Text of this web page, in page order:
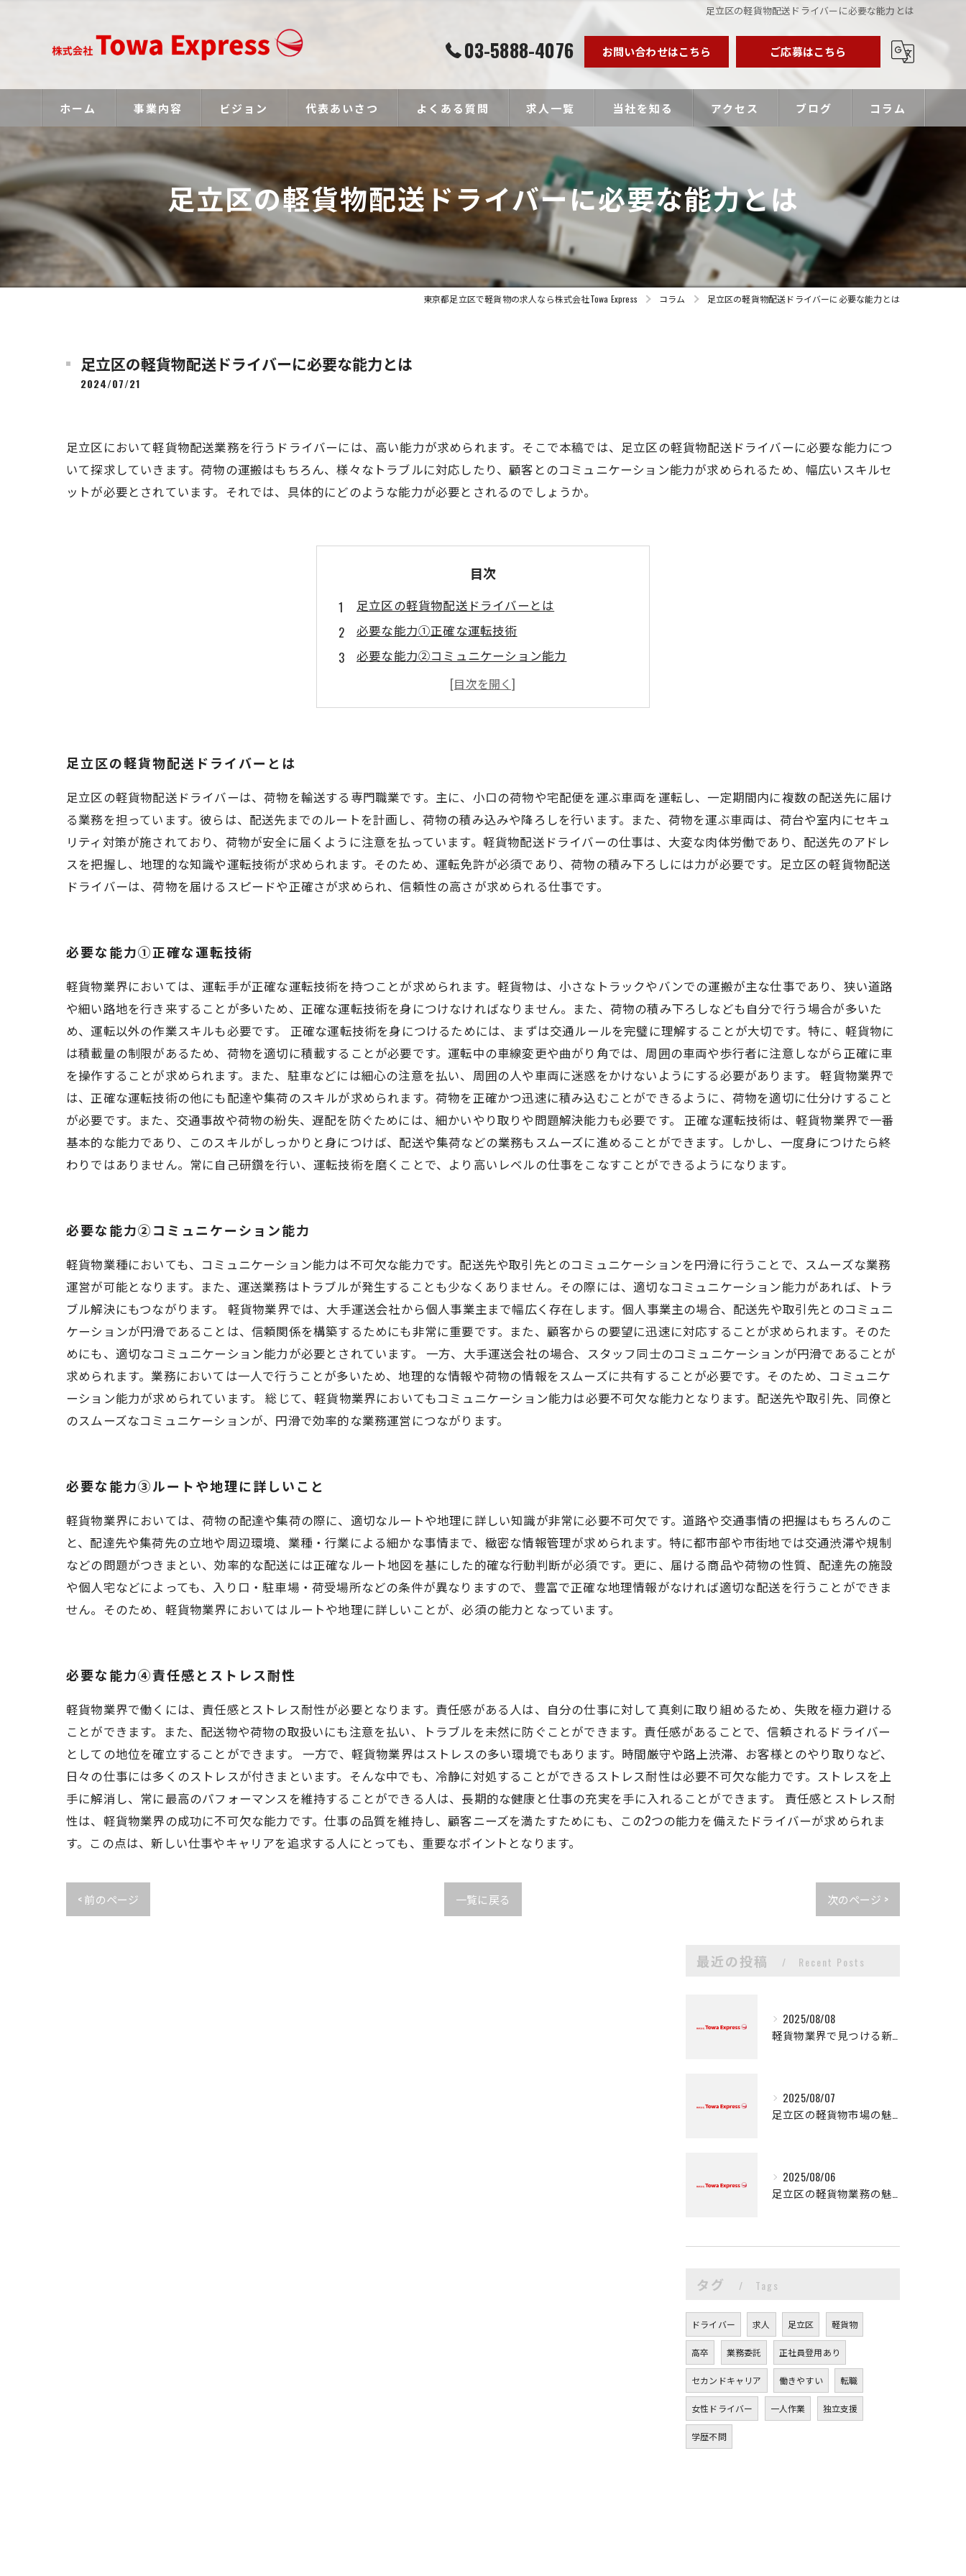
足立区の軽貨物配送ドライバーに必要な能力とは
03-5888-4076 お問い合わせはこちら ご応募はこちら
ホーム 事業内容 ビジョン 代表あいさつ よくある質問 求人一覧 当社を知る
個人事業主
ドライバー
未経験
経験者優遇
高収入
アクセス ブログ コラム
足立区の軽貨物配送ドライバーに必要な能力とは
東京都足立区で軽貨物の求人なら株式会社Towa Express コラム 足立区の軽貨物配送ドライバーに必要な能力とは
足立区の軽貨物配送ドライバーに必要な能力とは
2024/07/21
足立区において軽貨物配送業務を行うドライバーには、高い能力が求められます。そこで本稿では、足立区の軽貨物配送ドライバーに必要な能力につ
いて探求していきます。荷物の運搬はもちろん、様々なトラブルに対応したり、顧客とのコミュニケーション能力が求められるため、幅広いスキルセ
ットが必要とされています。それでは、具体的にどのような能力が必要とされるのでしょうか。
目次
足立区の軽貨物配送ドライバーとは
必要な能力①正確な運転技術
必要な能力②コミュニケーション能力
必要な能力③ルートや地理に詳しいこと
必要な能力④責任感とストレス耐性
足立区の軽貨物配送ドライバーとは
足立区の軽貨物配送ドライバーは、荷物を輸送する専門職業です。主に、小口の荷物や宅配便を運ぶ車両を運転し、一定期間内に複数の配送先に届け
る業務を担っています。彼らは、配送先までのルートを計画し、荷物の積み込みや降ろしを行います。また、荷物を運ぶ車両は、荷台や室内にセキュ
リティ対策が施されており、荷物が安全に届くように注意を払っています。軽貨物配送ドライバーの仕事は、大変な肉体労働であり、配送先のアドレ
スを把握し、地理的な知識や運転技術が求められます。そのため、運転免許が必須であり、荷物の積み下ろしには力が必要です。足立区の軽貨物配送
ドライバーは、荷物を届けるスピードや正確さが求められ、信頼性の高さが求められる仕事です。
必要な能力①正確な運転技術
軽貨物業界においては、運転手が正確な運転技術を持つことが求められます。軽貨物は、小さなトラックやバンでの運搬が主な仕事であり、狭い道路
や細い路地を行き来することが多いため、正確な運転技術を身につけなければなりません。また、荷物の積み下ろしなども自分で行う場合が多いた
め、運転以外の作業スキルも必要です。 正確な運転技術を身につけるためには、まずは交通ルールを完璧に理解することが大切です。特に、軽貨物に
は積載量の制限があるため、荷物を適切に積載することが必要です。運転中の車線変更や曲がり角では、周囲の車両や歩行者に注意しながら正確に車
を操作することが求められます。また、駐車などには細心の注意を払い、周囲の人や車両に迷惑をかけないようにする必要があります。 軽貨物業界で
は、正確な運転技術の他にも配達や集荷のスキルが求められます。荷物を正確かつ迅速に積み込むことができるように、荷物を適切に仕分けすること
が必要です。また、交通事故や荷物の紛失、遅配を防ぐためには、細かいやり取りや問題解決能力も必要です。 正確な運転技術は、軽貨物業界で一番
基本的な能力であり、このスキルがしっかりと身につけば、配送や集荷などの業務もスムーズに進めることができます。しかし、一度身につけたら終
わりではありません。常に自己研鑽を行い、運転技術を磨くことで、より高いレベルの仕事をこなすことができるようになります。
必要な能力②コミュニケーション能力
軽貨物業種においても、コミュニケーション能力は不可欠な能力です。配送先や取引先とのコミュニケーションを円滑に行うことで、スムーズな業務
運営が可能となります。また、運送業務はトラブルが発生することも少なくありません。その際には、適切なコミュニケーション能力があれば、トラ
ブル解決にもつながります。 軽貨物業界では、大手運送会社から個人事業主まで幅広く存在します。個人事業主の場合、配送先や取引先とのコミュニ
ケーションが円滑であることは、信頼関係を構築するためにも非常に重要です。また、顧客からの要望に迅速に対応することが求められます。そのた
めにも、適切なコミュニケーション能力が必要とされています。 一方、大手運送会社の場合、スタッフ同士のコミュニケーションが円滑であることが
求められます。業務においては一人で行うことが多いため、地理的な情報や荷物の情報をスムーズに共有することが必要です。そのため、コミュニケ
ーション能力が求められています。 総じて、軽貨物業界においてもコミュニケーション能力は必要不可欠な能力となります。配送先や取引先、同僚と
のスムーズなコミュニケーションが、円滑で効率的な業務運営につながります。
必要な能力③ルートや地理に詳しいこと
軽貨物業界においては、荷物の配達や集荷の際に、適切なルートや地理に詳しい知識が非常に必要不可欠です。道路や交通事情の把握はもちろんのこ
と、配達先や集荷先の立地や周辺環境、業種・行業による細かな事情まで、緻密な情報管理が求められます。特に都市部や市街地では交通渋滞や規制
などの問題がつきまとい、効率的な配送には正確なルート地図を基にした的確な行動判断が必須です。更に、届ける商品や荷物の性質、配達先の施設
や個人宅などによっても、入り口・駐車場・荷受場所などの条件が異なりますので、豊富で正確な地理情報がなければ適切な配送を行うことができま
せん。そのため、軽貨物業界においてはルートや地理に詳しいことが、必須の能力となっています。
必要な能力④責任感とストレス耐性
軽貨物業界で働くには、責任感とストレス耐性が必要となります。責任感がある人は、自分の仕事に対して真剣に取り組めるため、失敗を極力避ける
ことができます。また、配送物や荷物の取扱いにも注意を払い、トラブルを未然に防ぐことができます。責任感があることで、信頼されるドライバー
としての地位を確立することができます。 一方で、軽貨物業界はストレスの多い環境でもあります。時間厳守や路上渋滞、お客様とのやり取りなど、
日々の仕事には多くのストレスが付きまといます。そんな中でも、冷静に対処することができるストレス耐性は必要不可欠な能力です。ストレスを上
手に解消し、常に最高のパフォーマンスを維持することができる人は、長期的な健康と仕事の充実を手に入れることができます。 責任感とストレス耐
性は、軽貨物業界の成功に不可欠な能力です。仕事の品質を維持し、顧客ニーズを満たすためにも、この2つの能力を備えたドライバーが求められま
す。この点は、新しい仕事やキャリアを追求する人にとっても、重要なポイントとなります。
< 前のページ 一覧に戻る 次のページ >
最近の投稿 Recent Posts
2025/08/08
軽貨物業界で見つける新たなキャリアの可能性
2025/08/07
足立区の軽貨物市場の魅力
2025/08/06
足立区の軽貨物業務の魅力
タグ Tags
ドライバー 求人 足立区 軽貨物
高卒 業務委託 正社員登用あり
セカンドキャリア 働きやすい 転職
女性ドライバー 一人作業 独立支援
学歴不問